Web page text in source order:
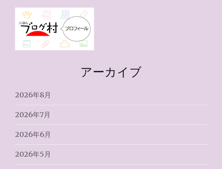
アーカイブ
2026年8月
2026年7月
2026年6月
2026年5月